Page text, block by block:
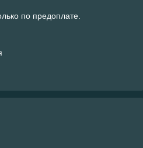
по предоплате.